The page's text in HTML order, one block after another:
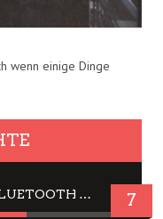
wenn einige Dinge
JBL TUNE 720BT: OVER EAR BLUETOOTH KOPFHÖRER UM DIE 50,-€ IM DAUER-TEST 7